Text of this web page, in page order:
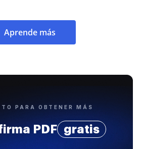
Aprende más
PARA OBTENER MÁS
PDF gratis